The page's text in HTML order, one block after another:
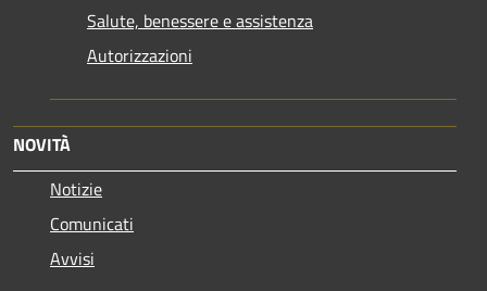
Salute, benessere e assistenza
Autorizzazioni
NOVITÀ
Notizie
Comunicati
Avvisi